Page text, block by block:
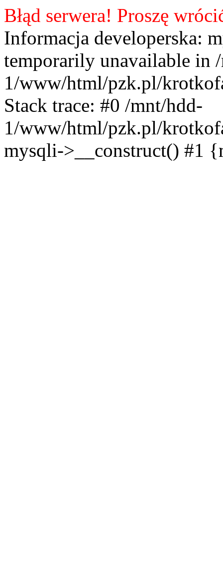
Błąd serwera! Proszę
Informacja developerska:
temporarily unavailable in
1/www/html/pzk.pl/
Stack trace: #0 /mnt/hdd-
1/www/html/pzk.pl/
mysqli->__construct() #1